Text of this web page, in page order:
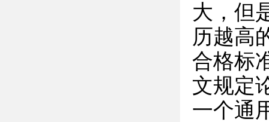
大，但
历越高
合格标
文规定
一个通